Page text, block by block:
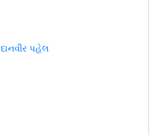
દાનવીર પહેલ